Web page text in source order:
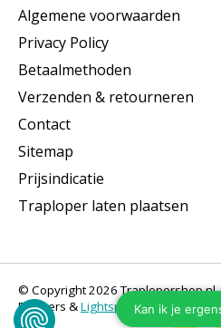
Algemene voorwaarden
Privacy Policy
Betaalmethoden
Verzenden & retourneren
Contact
Sitemap
Prijsindicatie
Traploper laten plaatsen
© Copyright 2026 Traplopershop.nl
Partners &Lightspeed